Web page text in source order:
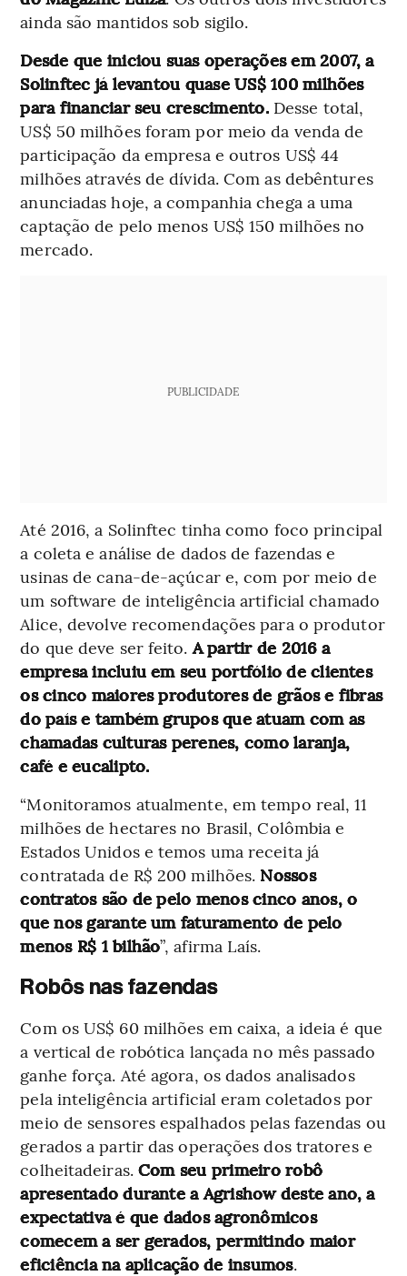
ainda são mantidos sob sigilo.
Desde que iniciou suas operações em 2007, a
Solinftec já levantou quase US$ 100 milhões
para financiar seu crescimento. Desse total,
US$ 50 milhões foram por meio da venda de
participação da empresa e outros US$ 44
milhões através de dívida. Com as debêntures
anunciadas hoje, a companhia chega a uma
captação de pelo menos US$ 150 milhões no
mercado.
PUBLICIDADE
Até 2016, a Solinftec tinha como foco principal
a coleta e análise de dados de fazendas e
usinas de cana-de-açúcar e, com por meio de
um software de inteligência artificial chamado
Alice, devolve recomendações para o produtor
do que deve ser feito.A partir de 2016 a
empresa incluiu em seu portfólio de clientes
os cinco maiores produtores de grãos e fibras
do país e também grupos que atuam com as
chamadas culturas perenes, como laranja,
café e eucalipto.
“Monitoramos atualmente, em tempo real, 11
milhões de hectares no Brasil, Colômbia e
Estados Unidos e temos uma receita já
contratada de R$ 200 milhões. Nossos
contratos são de pelo menos cinco anos, o
que nos garante um faturamento de pelo
menos R$ 1 bilhão”, afirma Laís.
Robôs nas fazendas
Com os US$ 60 milhões em caixa, a ideia é que
a vertical de robótica lançada no mês passado
ganhe força. Até agora, os dados analisados
pela inteligência artificial eram coletados por
meio de sensores espalhados pelas fazendas ou
gerados a partir das operações dos tratores e
colheitadeiras. Com seu primeiro robô
apresentado durante a Agrishow deste ano, a
expectativa é que dados agronômicos
comecem a ser gerados, permitindo maior
eficiência na aplicação de insumos.